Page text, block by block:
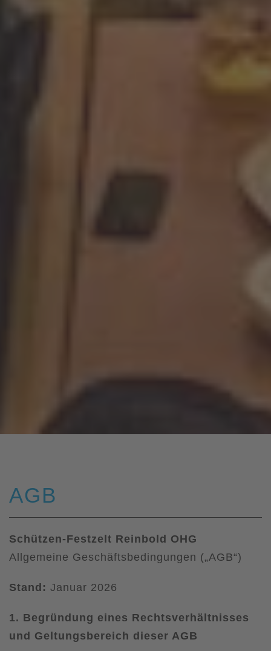
AGB
Schützen-Festzelt Reinbold OHG
Allgemeine Geschäftsbedingungen („AGB“)
Stand: Januar 2026
1. Begründung eines Rechtsverhältnisses
und Geltungsbereich dieser AGB